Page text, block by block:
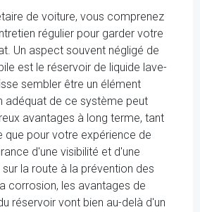
de voiture, vous comprenez
régulier pour garder votre
Un aspect souvent négligé de
est le réservoir de liquide lave-
sembler être un élément
adéquat de ce système peut
avantages à long terme, tant
que pour votre expérience de
d'une visibilité et d'une
la route à la prévention des
corrosion, les avantages de
réservoir vont bien au-delà d'un